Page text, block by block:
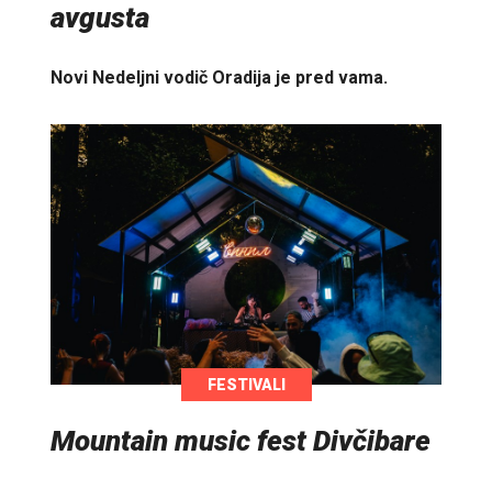
avgusta
Novi Nedeljni vodič Oradija je pred vama.
FESTIVALI
Mountain music fest Divčibare